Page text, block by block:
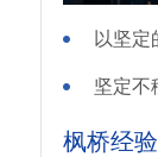
枫桥经验